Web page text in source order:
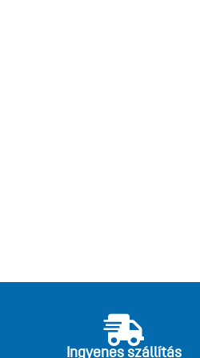
Ingyenes szállítás